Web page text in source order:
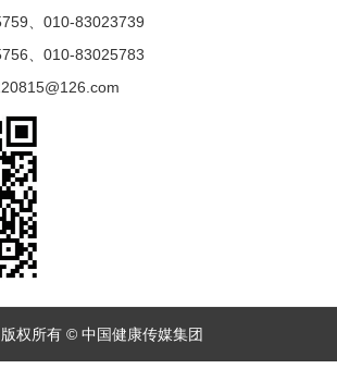
、010-83023739
、010-83025783
版权所有 © 中国健康传媒集团